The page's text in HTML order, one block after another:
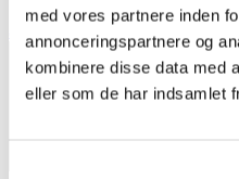
med vores partnere inden
annonceringspartnere og
kombinere disse data med
eller som de har indsamlet
august 31, 2025